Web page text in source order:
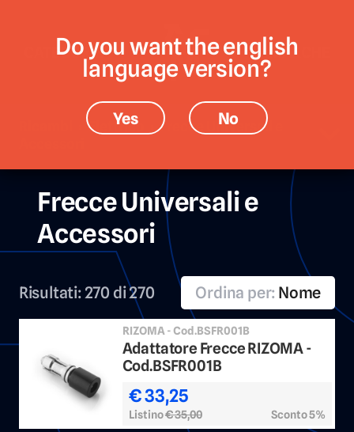
CATEGORIE MARCHE
Ricambi › Elettrico › Frecce Universali e
Frecce Universali e
Accessori
Ordina per: Nome
Risultati: 270 di 270
RIZOMA - Cod.BSFR001B
Adattatore Frecce RIZOMA -
Cod.BSFR001B
€ 33,25
Listino€ 35,00 Sconto 5%
Do you want the english
language version?
Yes No